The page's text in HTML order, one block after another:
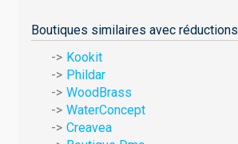
Boutiques similaires avec réductions
Kookit
Phildar
WoodBrass
WaterConcept
Creavea